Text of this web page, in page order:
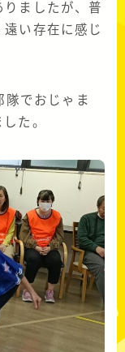
ましたが、普
い存在に感じ
でおじゃま
た。